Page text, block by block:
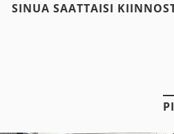
SINUA SAATTAISI